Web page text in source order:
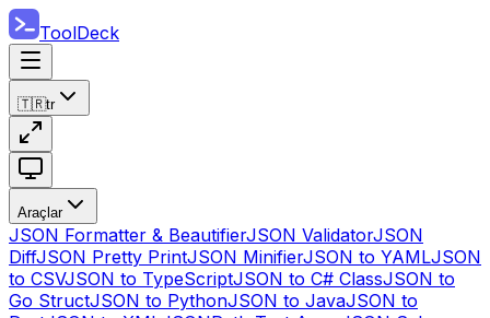
ToolDeck
🇹🇷tr
Araçlar
JSON Formatter & BeautifierJSON ValidatorJSON
DiffJSON Pretty PrintJSON MinifierJSON to YAMLJSON
to CSVJSON to TypeScriptJSON to C# ClassJSON to
Go StructJSON to PythonJSON to JavaJSON to